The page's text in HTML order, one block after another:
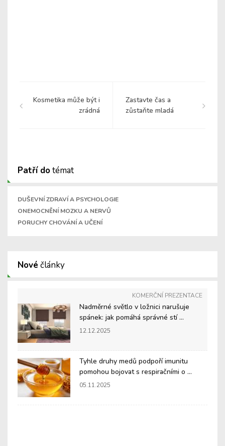
Kosmetika může být i
zrádná
Zastavte čas a
zůstaňte mladá
Patří dotémat
DUŠEVNÍ ZDRAVÍ A PSYCHOLOGIE
ONEMOCNĚNÍ MOZKU A NERVŮ
PORUCHY CHOVÁNÍ A UČENÍ
Nové články
KOMERČNÍ PREZENTACE
Nadměrné světlo v ložnici narušuje
spánek: jak pomáhá správné stí ...
12.12.2025
Tyhle druhy medů podpoří imunitu
pomohou bojovat s respiračními o ...
05.11.2025